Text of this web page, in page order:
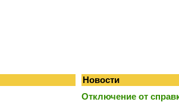
Новости
Отключение от